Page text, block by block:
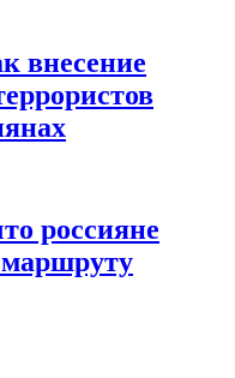
внесение
россияне
маршруту